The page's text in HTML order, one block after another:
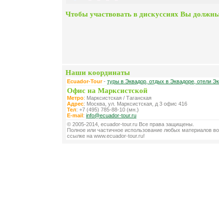
Чтобы участвовать в дискуссиях Вы
Наши координаты
Ecuador-Tour- туры в Эквадор, отдых в Эквадоре, отели
Офис на Марксистской
Метро: Марксистская / Таганская
Адрес: Москва, ул. Марксистская, д 3 офис 416
Тел: +7 (495) 785-88-10 (мн.)
E-mail: info@ecuador-tour.ru
© 2005-2014, ecuador-tour.ru Все права защищены.
Полное или частичное использование любых материалов
ссылке на www.ecuador-tour.ru!